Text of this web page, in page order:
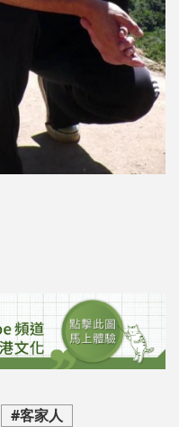
#客家人